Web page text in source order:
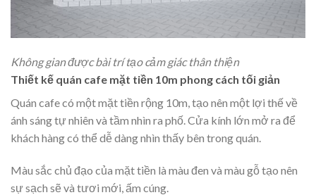
Không gian được bài trí tạo cảm giác thân thiện
Thiết kế quán cafe mặt tiền 10m phong cách tối giản
Quán cafe có một mặt tiền rộng 10m, tạo nên một lợi thế về
ánh sáng tự nhiên và tầm nhìn ra phố. Cửa kính lớn mở ra để
khách hàng có thể dễ dàng nhìn thấy bên trong quán.
Màu sắc chủ đạo của mặt tiền là màu đen và màu gỗ tạo nên
sự sạch sẽ và tươi mới, ấm cúng.